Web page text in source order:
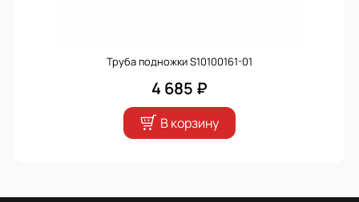
Труба подножки S10100161-01
4 685 ₽
В корзину